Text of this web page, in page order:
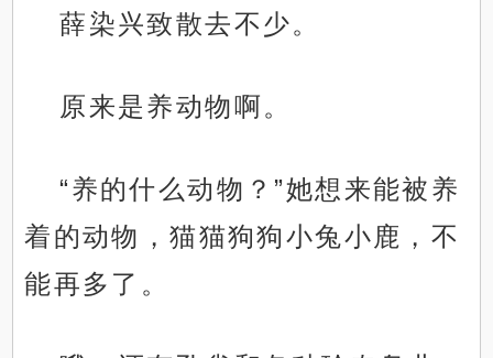
薛染兴致散去不少。
原来是养动物啊。
“养的什么动物？”她想来能被养
着的动物，猫猫狗狗小兔小鹿，不
能再多了。